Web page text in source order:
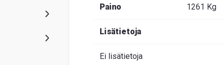
SuomeksiPaino 1261 Kg
Lisätietoja
Ei lisätietoja